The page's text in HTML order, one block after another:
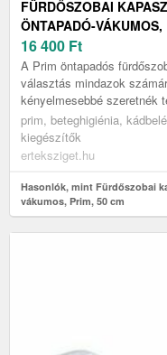
FÜRDŐSZOBAI
ÖNTAPADÓ-
16 400 Ft
A Prim öntapadós
választás mindazok
kényelmesebbé szeretnék
prim, beteghigiénia,
kiegészítők
erteksziget.hu
Hasonlók, mint Fürdőszobai
vákumos, Prim, 50 cm